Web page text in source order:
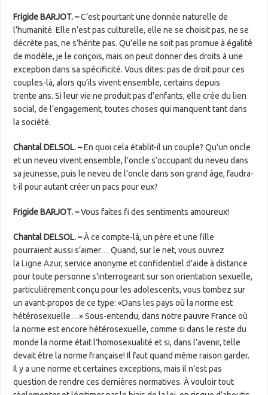
Frigide BARJOT. –C’est pourtant une donnée naturelle de
l’humanité. Elle n’est pas culturelle, elle ne se choisit pas, ne se
décrète pas, ne s’hérite pas. Qu’elle ne soit pas promue à égalité
de modèle, je le conçois, mais on peut donner des droits à une
exception dans sa spécificité. Vous dites: pas de droit pour ces
couples-là, alors qu’ils vivent ensemble, certains depuis
trente ans. Si leur vie ne produit pas d’enfants, elle crée du lien
social, de l’engagement, toutes choses qui manquent tant dans
la société.
Chantal DELSOL. –En quoi cela établit-il un couple? Qu’un oncle
et un neveu vivent ensemble, l’oncle s’occupant du neveu dans
sa jeunesse, puis le neveu de l’oncle dans son grand âge, faudra-
t-il pour autant créer un pacs pour eux?
Frigide BARJOT. –Vous faites fi des sentiments amoureux!
Chantal DELSOL. –À ce compte-là, un père et une fille
pourraient aussi s’aimer… Quand, sur le net, vous ouvrez
laLigne Azur, service anonyme et confidentiel d’aide à distance
pour toute personne s’interrogeant sur son orientation sexuelle,
particulièrement conçu pour les adolescents, vous tombez sur
un avant-propos de ce type: «Dans les pays où la norme est
hétérosexuelle…» Sous-entendu, dans notre pauvre France où
la norme est encore hétérosexuelle, comme si dans le reste du
monde la norme était l’homosexualité et si, dans l’avenir, telle
devait être la norme française! Il faut quand même raison garder.
Il y a une norme et certaines exceptions, mais il n’est pas
question de rendre ces dernières normatives. À vouloir tout